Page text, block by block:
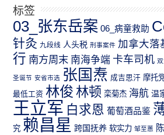
标签
03_张东岳案 06_病童救助
针灸 九段线 人头税 刑事案件 加拿大落
行 南方周末 南海争端 卡车司机
圣诞节 安省市选 张国焘 成吉思汗 摩托
最低工资 林俊 林顿 栾菊杰 海航 温
王立军 白求恩 葡萄酒品鉴
究 赖昌星 跨国抚养 软实力 邹至蕙